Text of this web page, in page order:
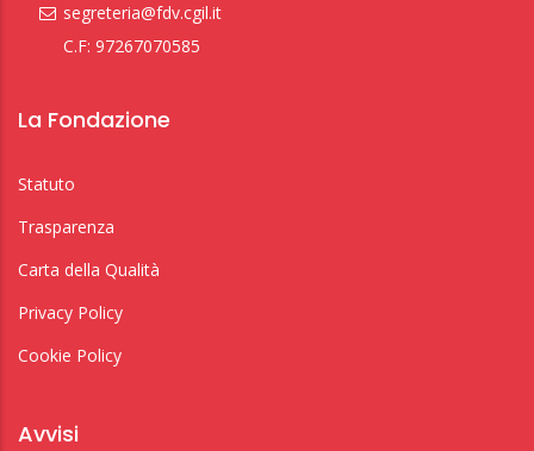
segreteria@fdv.cgil.it
C.F: 97267070585
La Fondazione
Statuto
Trasparenza
Carta della Qualità
Privacy Policy
Cookie Policy
Avvisi